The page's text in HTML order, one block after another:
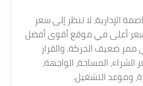
الإدارية، لا تنظر إلى سعر
أعلى في موقع أقوى أفضل
ضعيف الحركة. والقرار
المساحة، الواجهة،
وموعد التشغيل.